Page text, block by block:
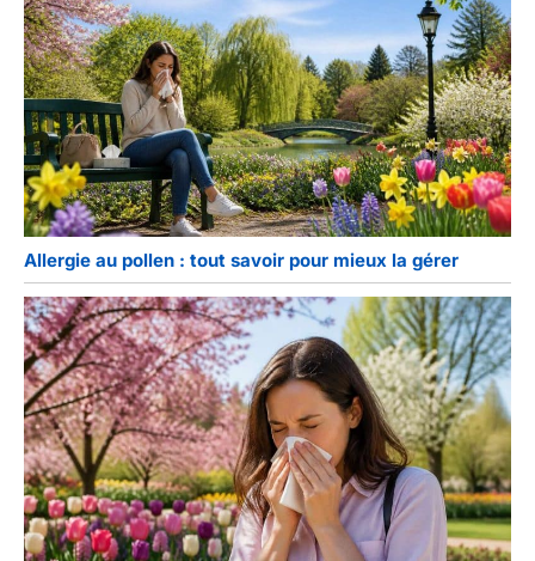
Allergie au pollen : tout savoir pour mieux la gérer